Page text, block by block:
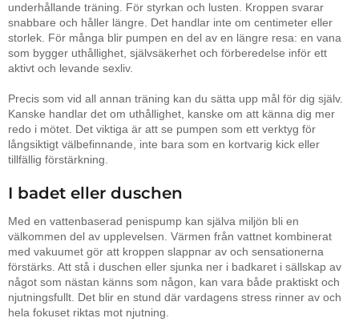
underhållande träning. För styrkan och lusten. Kroppen svarar
snabbare och håller längre. Det handlar inte om centimeter eller
storlek. För många blir pumpen en del av en längre resa: en vana
som bygger uthållighet, självsäkerhet och förberedelse inför ett
aktivt och levande sexliv.
Precis som vid all annan träning kan du sätta upp mål för dig själv.
Kanske handlar det om uthållighet, kanske om att känna dig mer
redo i mötet. Det viktiga är att se pumpen som ett verktyg för
långsiktigt välbefinnande, inte bara som en kortvarig kick eller
tillfällig förstärkning.
I badet eller duschen
Med en vattenbaserad penispump kan själva miljön bli en
välkommen del av upplevelsen. Värmen från vattnet kombinerat
med vakuumet gör att kroppen slappnar av och sensationerna
förstärks. Att stå i duschen eller sjunka ner i badkaret i sällskap av
något som nästan känns som någon, kan vara både praktiskt och
njutningsfullt. Det blir en stund där vardagens stress rinner av och
hela fokuset riktas mot njutning.